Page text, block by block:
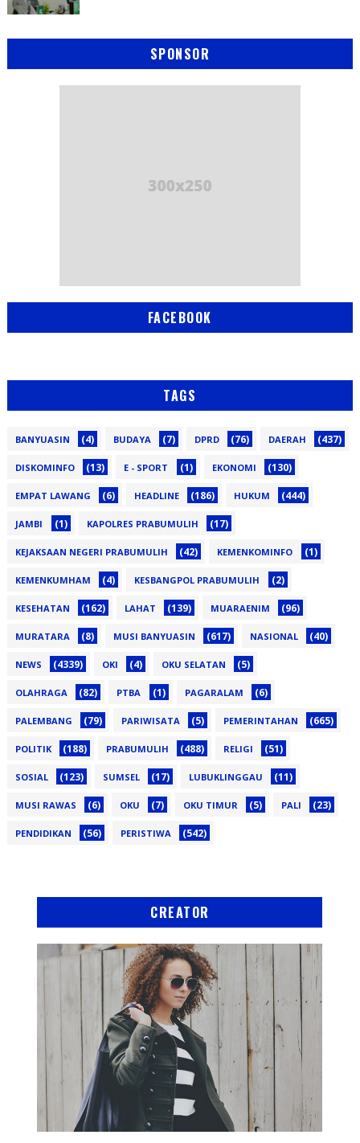
SPONSOR
FACEBOOK
TAGS
BANYUASIN (4) BUDAYA (7) DPRD (76) DAERAH (437)
DISKOMINFO (13) E - SPORT (1) EKONOMI (130)
EMPAT LAWANG (6) HEADLINE (186) HUKUM (444)
JAMBI (1) KAPOLRES PRABUMULIH (17)
KEJAKSAAN NEGERI PRABUMULIH (42) KEMENKOMINFO (1)
KEMENKUMHAM (4) KESBANGPOL PRABUMULIH (2)
KESEHATAN (162) LAHAT (139) MUARAENIM (96)
MURATARA (8) MUSI BANYUASIN (617) NASIONAL (40)
NEWS (4339) OKI (4) OKU SELATAN (5)
OLAHRAGA (82) PTBA (1) PAGARALAM (6)
PALEMBANG (79) PARIWISATA (5) PEMERINTAHAN (665)
POLITIK (188) PRABUMULIH (488) RELIGI (51)
SOSIAL (123) SUMSEL (17) LUBUKLINGGAU (11)
MUSI RAWAS (6) OKU (7) OKU TIMUR (5) PALI (23)
PENDIDIKAN (56) PERISTIWA (542)
CREATOR